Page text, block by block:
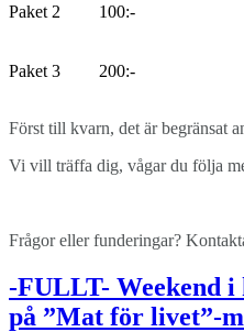
Paket 2 100:-
Paket 3 200:-
Först till kvarn, det är begränsat
Vi vill träffa dig, vågar du följa
Frågor eller funderingar?
-FULLT- Weekend i
på ”Mat för livet”-